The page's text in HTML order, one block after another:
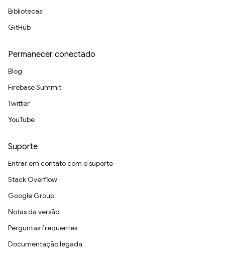
Bibliotecas
GitHub
Permanecer conectado
Blog
Firebase Summit
Twitter
YouTube
Suporte
Entrar em contato com o suporte
Stack Overflow
Google Group
Notas da versão
Perguntas frequentes
Documentação legada